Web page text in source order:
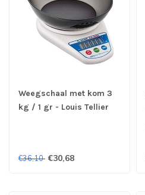
Weegschaal met kom 3
kg / 1 gr - Louis Tellier
€36,10 €30,68